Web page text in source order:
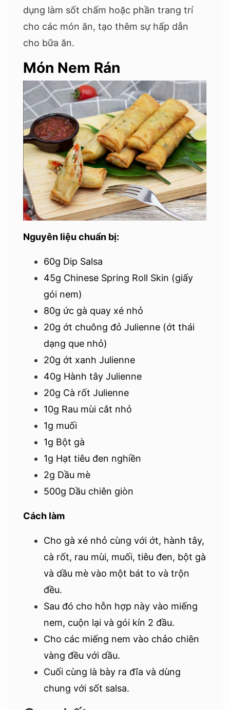
dụng làm sốt chấm hoặc phần trang trí
cho các món ăn, tạo thêm sự hấp dẫn
cho bữa ăn.
Món Nem Rán
Nguyên liệu chuẩn bị:
60g Dip Salsa
45g Chinese Spring Roll Skin (giấy
gói nem)
80g ức gà quay xé nhỏ
20g ớt chuông đỏ Julienne (ớt thái
dạng que nhỏ)
20g ớt xanh Julienne
40g Hành tây Julienne
20g Cà rốt Julienne
10g Rau mùi cắt nhỏ
1g muối
1g Bột gà
1g Hạt tiêu đen nghiền
2g Dầu mè
500g Dầu chiên giòn
Cách làm
Cho gà xé nhỏ cùng với ớt, hành tây,
cà rốt, rau mùi, muối, tiêu đen, bột gà
và dầu mè vào một bát to và trộn
đều.
Sau đó cho hỗn hợp này vào miếng
nem, cuộn lại và gói kín 2 đầu.
Cho các miếng nem vào chảo chiên
vàng đều với dầu.
Cuối cùng là bày ra đĩa và dùng
chung với sốt salsa.